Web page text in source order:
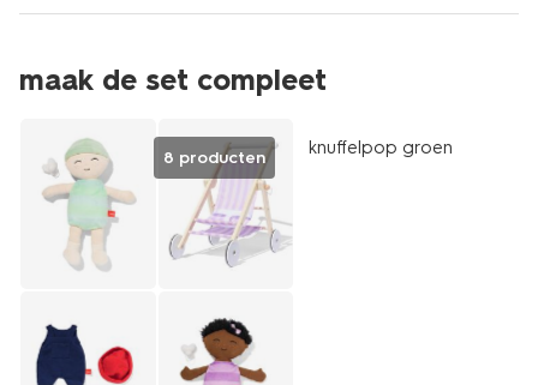
maak de set compleet
8 producten knuffelpop groen